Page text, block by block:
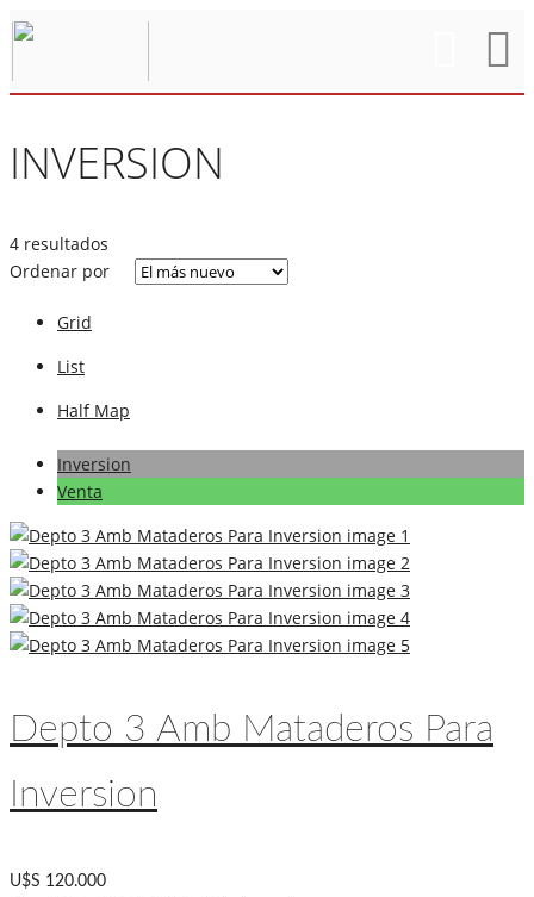
INVERSION
4 resultados
Ordenar por
Grid
List
Half Map
Inversion
Venta
Depto 3 Amb Mataderos Para
Inversion
U$S 120.000